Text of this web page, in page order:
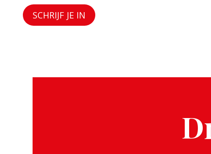
SCHRIJF JE IN